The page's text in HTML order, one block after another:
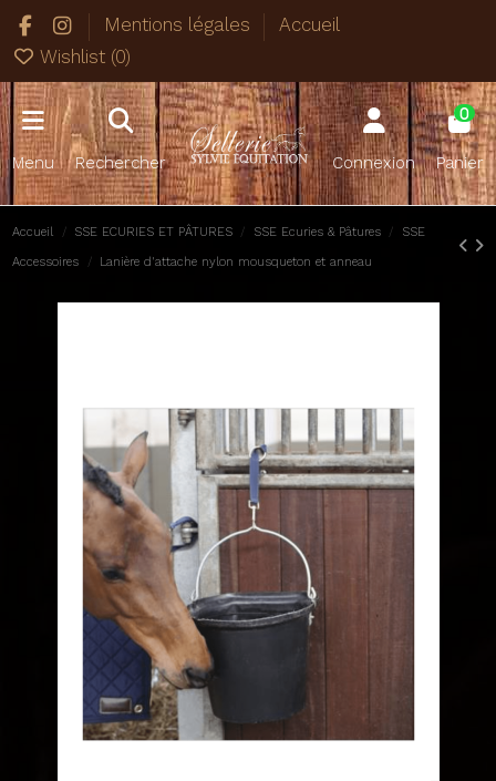
Mentions légales
Accueil
Wishlist (0)
Menu Rechercher Connexion
0
Panier
Accueil SSE ECURIES ET PÂTURES SSE Ecuries & Pâtures SSE
Accessoires Lanière d'attache nylon mousqueton et anneau